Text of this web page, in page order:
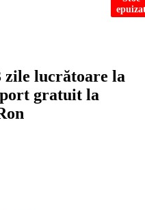
lucrătoare la
gratuit la